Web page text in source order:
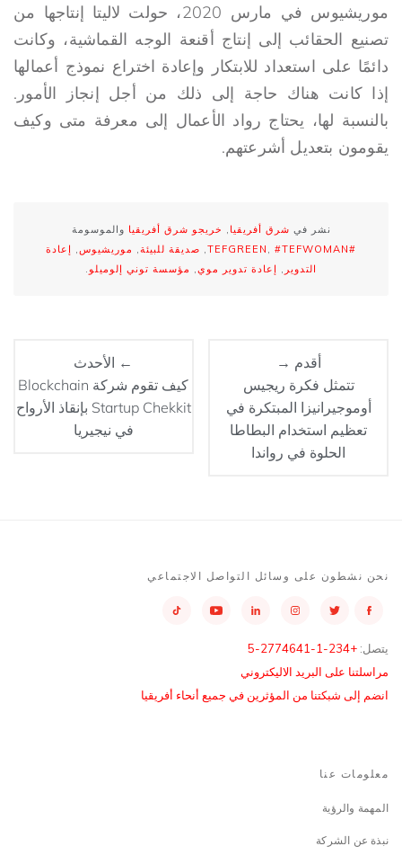
موريشيوس في مارس 2020، حولت لاليتا إنتاجها من
تصنيع الحقائب إلى إنتاج أقنعة الوجه القماشية، وكانت
دائمًا على استعداد للابتكار وإعادة اختراع نموذج أعمالها
إذا كانت هناك حاجة إلى ذلك من أجل إنجاز الأمور.
بالنسبة لها، يحتاج رواد الأعمال إلى معرفة متى وكيف
يقومون بتعديل أشرعتهم.
نشر في شرق أفريقيا , خريجو شرق أفريقيا والموسومة
#TEFGREEN
, #TEFWOMAN
, صديقة للبيئة, موريشيوس, إعادة
التدوير , إعادة تدوير موي, مؤسسة توني إلوميلو .
← الأحدث
كيف تقوم شركة Blockchain
Startup Chekkit بإنقاذ الأرواح
في نيجيريا
أقدم →
تتمثل فكرة ريجيس
أوموجيرانيزا المبتكرة في
تعظيم استخدام البطاطا
الحلوة في رواندا
نحن نشطون على وسائل التواصل الاجتماعي
يتصل: +234-1-2774641-5
مراسلتنا على البريد الاليكتروني
انضم إلى شبكتنا من المؤثرين في جميع أنحاء أفريقيا
معلومات عنا
المهمة والرؤية
نبذة عن الشركة